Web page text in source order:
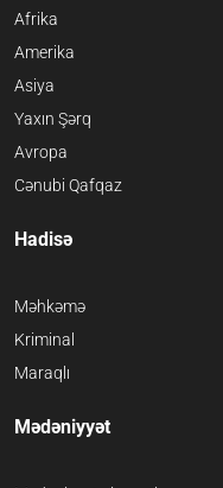
Afrika
Amerika
Asiya
Yaxın Şərq
Avropa
Cənubi Qafqaz
Hadisə
Məhkəmə
Kriminal
Maraqlı
Mədəniyyət